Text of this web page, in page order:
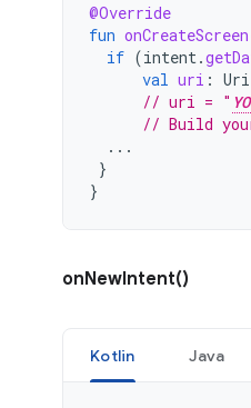
@Override
fun onCreateScreen
if (intent.
val uri : Uri
// uri = "
// Build
...
}
}
onNewIntent()
Kotlin Java